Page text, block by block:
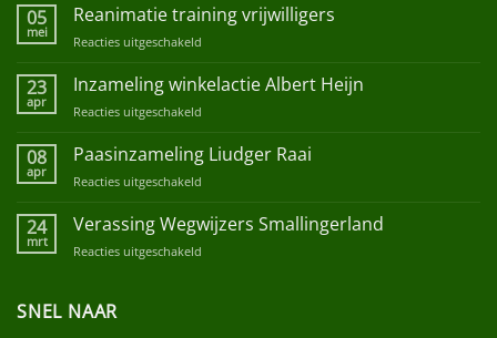
05
mei
Reanimatie training vrijwilligers
Reacties uitgeschakeld
training
23
apr
Inzameling winkelactie Albert Heijn
Reacties uitgeschakeld
winkelactie
Albert
08
apr
Paasinzameling Liudger Raai
Reacties uitgeschakeld
Liudger
Raai
24
mrt
Verassing Wegwijzers Smallingerland
Reacties uitgeschakeld
SNEL NAAR